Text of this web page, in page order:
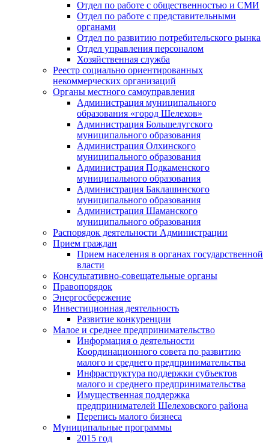
Отдел по работе с общественностью и СМИ
Отдел по работе с представительными
органами
Отдел по развитию потребительского рынка
Отдел управления персоналом
Хозяйственная служба
Реестр социально ориентированных
некоммерческих организаций
Органы местного самоуправления
Администрация муниципального
образования «город Шелехов»
Администрация Большелугского
муниципального образования
Администрация Олхинского
муниципального образования
Администрация Подкаменского
муниципального образования
Администрация Баклашинского
муниципального образования
Администрация Шаманского
муниципального образования
Распорядок деятельности Администрации
Прием граждан
Прием населения в органах государственной
власти
Консультативно-совещательные органы
Правопорядок
Энергосбережение
Инвестиционная деятельность
Развитие конкуренции
Малое и среднее предпринимательство
Информация о деятельности
Координационного совета по развитию
малого и среднего предпринимательства
Инфраструктура поддержки субъектов
малого и среднего предпринимательства
Имущественная поддержка
предпринимателей Шелеховского района
Перепись малого бизнеса
Муниципальные программы
2015 год